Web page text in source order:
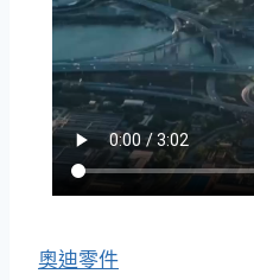
奧迪零件